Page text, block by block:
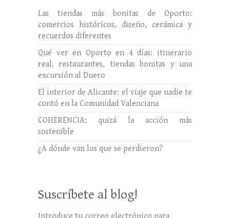
Las tiendas más bonitas de Oporto:
comercios históricos, diseño, cerámica y
recuerdos diferentes
Qué ver en Oporto en 4 días: itinerario
real, restaurantes, tiendas bonitas y una
excursión al Duero
El interior de Alicante: el viaje que nadie te
contó en la Comunidad Valenciana
COHERENCIA: quizá la acción más
sostenible
¿A dónde van los que se perdieron?
Suscríbete al blog!
Introduce tu correo electrónico para